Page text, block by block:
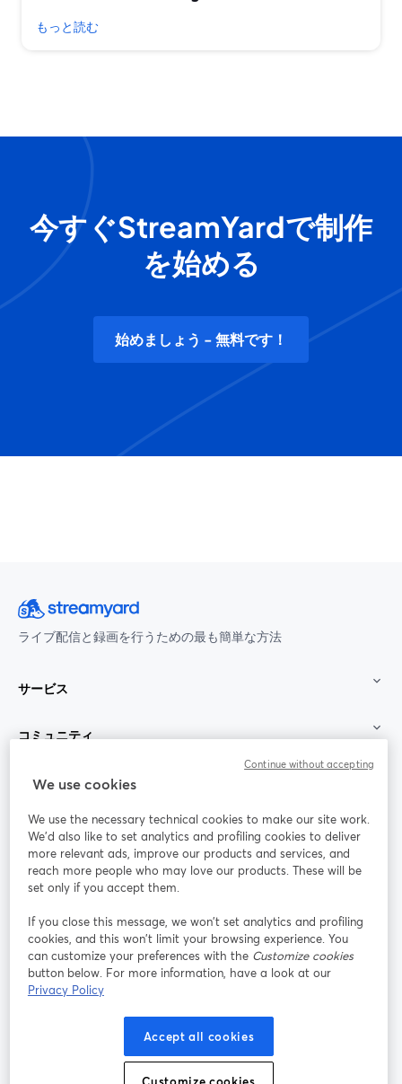
もっと読む
今すぐStreamYardで制作
を始める
始めましょう - 無料です！
ライブ配信と録画を行うための最も簡単な方法
サービス
コミュニティ
StreamYard：
参加する
ライ
ンセ
ミナ
ー
Facebook
新しいタブで開く(Twitter)
YouTube
Instagram
新しいタブで開く
LinkedIn
新しいタブで開く
新しいタブで開く
プラットフォーム利用規約
We use cookies
We use the necessary technical cookies to make our site work.
We'd also like to set analytics and profiling cookies to deliver
more relevant ads, improve our products and services, and
reach more people who may love our products. These will be
set only if you accept them.
If you close this message, we won’t set analytics and profiling
cookies, and this won’t limit your browsing experience. You
can customize your preferences with the Customize cookies
button below. For more information, have a look at our
Privacy Policy
Accept all cookies
Continue without accepting